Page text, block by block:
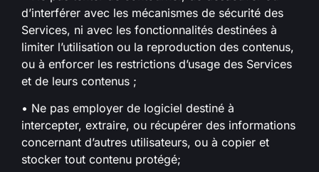
d’interférer avec les mécanismes de sécurité des
Services, ni avec les fonctionnalités destinées à
limiter l’utilisation ou la reproduction des contenus,
ou à enforcer les restrictions d’usage des Services
et de leurs contenus ;
• Ne pas employer de logiciel destiné à
intercepter, extraire, ou récupérer des informations
concernant d’autres utilisateurs, ou à copier et
stocker tout contenu protégé;